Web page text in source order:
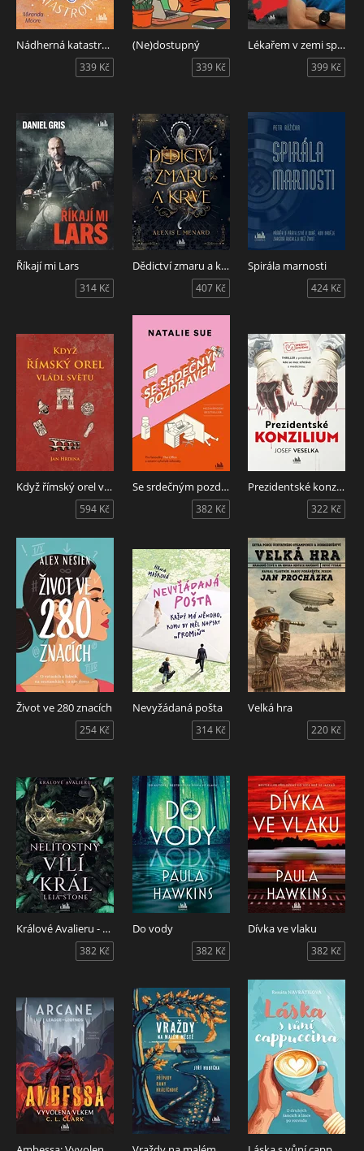
Nádherná katastrofa
339 Kč
(Ne)dostupný
339 Kč
Lékařem v zemi spícího krokodýla
399 Kč
Říkají mi Lars
314 Kč
Dědictví zmaru a krve
407 Kč
Spirála marnosti
424 Kč
Když římský orel vládl světu
594 Kč
Se srdečným pozdravem
382 Kč
Prezidentské konzilium
322 Kč
Život ve 280 znacích
254 Kč
Nevyžádaná pošta
314 Kč
Velká hra
220 Kč
Králové Avalieru - Nelítostný vílí král
382 Kč
Do vody
382 Kč
Dívka ve vlaku
382 Kč